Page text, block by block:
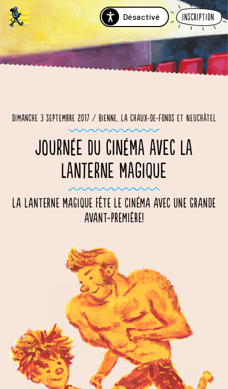
Désactivé Inscription
Dimanche 3 septembre 2017 / Bienne, La Chaux-de-Fonds et Neuchâtel
JOURNÉE DU CINÉMA AVEC LA
LANTERNE MAGIQUE
La Lanterne Magique fête le cinéma avec une grande
avant-première!